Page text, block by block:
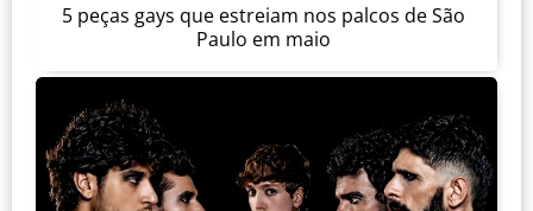
5 peças gays que estreiam nos palcos de São
Paulo em maio